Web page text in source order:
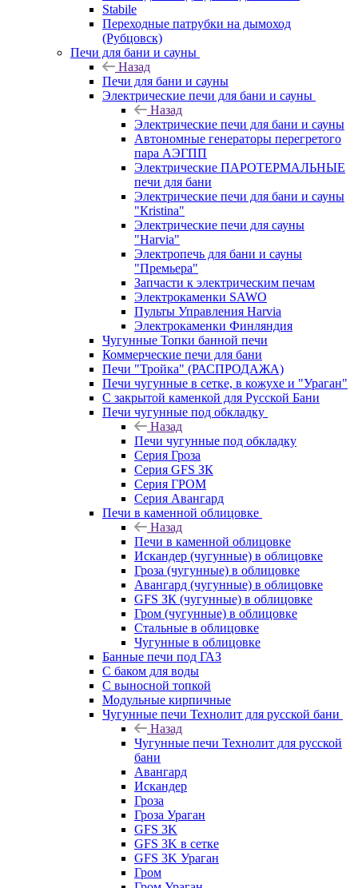
Stabile
Переходные патрубки на дымоход
(Рубцовск)
Печи для бани и сауны
Назад
Печи для бани и сауны
Электрические печи для бани и сауны
Назад
Электрические печи для бани и сауны
Автономные генераторы перегретого
пара АЭГПП
Электрические ПАРОТЕРМАЛЬНЫЕ
печи для бани
Электрические печи для бани и сауны
"Кristina"
Электрические печи для сауны
"Harvia"
Электропечь для бани и сауны
"Премьера"
Запчасти к электрическим печам
Электрокаменки SAWO
Пульты Управления Harvia
Электрокаменки Финляндия
Чугунные Топки банной печи
Коммерческие печи для бани
Печи "Тройка" (РАСПРОДАЖА)
Печи чугунные в сетке, в кожухе и "Ураган"
С закрытой каменкой для Русской Бани
Печи чугунные под обкладку
Назад
Печи чугунные под обкладку
Серия Гроза
Серия GFS ЗК
Серия ГРОМ
Серия Авангард
Печи в каменной облицовке
Назад
Печи в каменной облицовке
Искандер (чугунные) в облицовке
Гроза (чугунные) в облицовке
Авангард (чугунные) в облицовке
GFS ЗК (чугунные) в облицовке
Гром (чугунные) в облицовке
Стальные в облицовке
Чугунные в облицовке
Банные печи под ГАЗ
С баком для воды
С выносной топкой
Модульные кирпичные
Чугунные печи Технолит для русской бани
Назад
Чугунные печи Технолит для русской
бани
Авангард
Искандер
Гроза
Гроза Ураган
GFS 3K
GFS 3K в сетке
GFS 3K Ураган
Гром